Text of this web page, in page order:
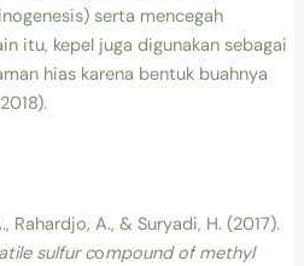
serta mencegah
itu, kepel juga digunakan sebagai
hias karena bentuk buahnya
Rahardjo, A., & Suryadi, H. (2017).
sulfur compound of methyl